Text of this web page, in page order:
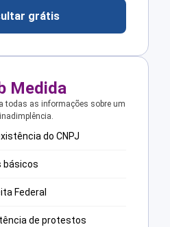
grátis
Medida
todas as informações sobre um
do CNPJ
básicos
Federal
de protestos